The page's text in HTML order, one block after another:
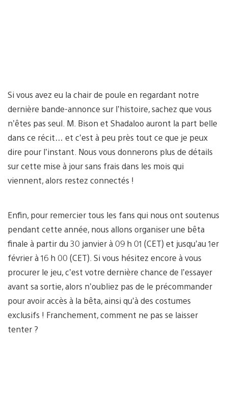
Si vous avez eu la chair de poule en regardant notre
dernière bande-annonce sur l’histoire, sachez que vous
n’êtes pas seul. M. Bison et Shadaloo auront la part belle
dans ce récit… et c’est à peu près tout ce que je peux
dire pour l’instant. Nous vous donnerons plus de détails
sur cette mise à jour sans frais dans les mois qui
viennent, alors restez connectés !
Enfin, pour remercier tous les fans qui nous ont soutenus
pendant cette année, nous allons organiser une bêta
finale à partir du 30 janvier à 09 h 01 (CET) et jusqu’au 1er
février à 16 h 00 (CET). Si vous hésitez encore à vous
procurer le jeu, c’est votre dernière chance de l’essayer
avant sa sortie, alors n’oubliez pas de le précommander
pour avoir accès à la bêta, ainsi qu’à des costumes
exclusifs ! Franchement, comment ne pas se laisser
tenter ?